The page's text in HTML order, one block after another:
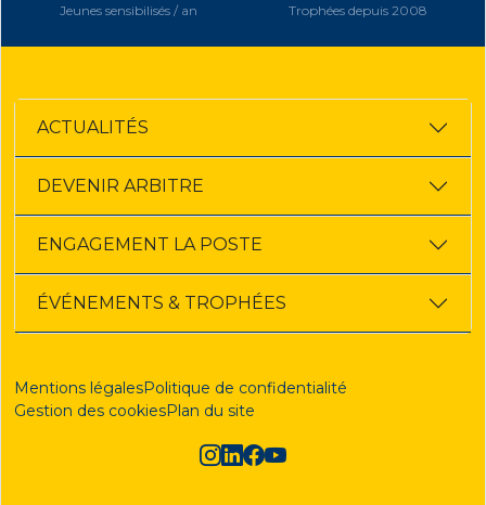
Jeunes sensibilisés / an Trophées depuis 2008
ACTUALITÉS
DEVENIR ARBITRE
ENGAGEMENT LA POSTE
ÉVÉNEMENTS & TROPHÉES
Mentions légalesPolitique de confidentialité
Gestion des cookiesPlan du site